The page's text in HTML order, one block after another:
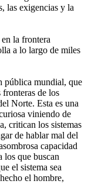
las exigencias y la
la frontera
a lo largo de miles
pública mundial, que
fronteras de los
Norte. Esta es una
viniendo de
critican los sistemas
de hablar mal del
capacidad
los que buscan
el sistema sea
el hombre,